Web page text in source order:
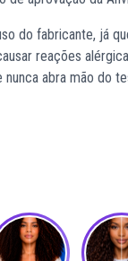
do fabricante, já
reações
abra mão do